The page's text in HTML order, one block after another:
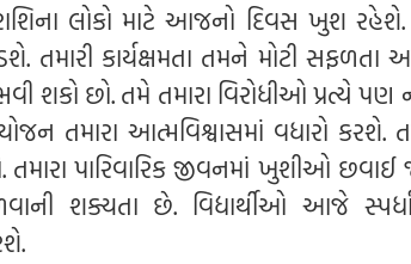
લોકો માટે આજનો દિવસ ખુશ
તમારી કાર્યક્ષમતા તમને મોટી
શકો છો. તમે તમારા વિરોધીઓ પ્રત્યે
તમારા આત્મવિશ્વાસમાં વધારો કરશે.
તમારા પારિવારિક જીવનમાં ખુશીઓ છવાઈ
શક્યતા છે. વિદ્યાર્થીઓ આજે